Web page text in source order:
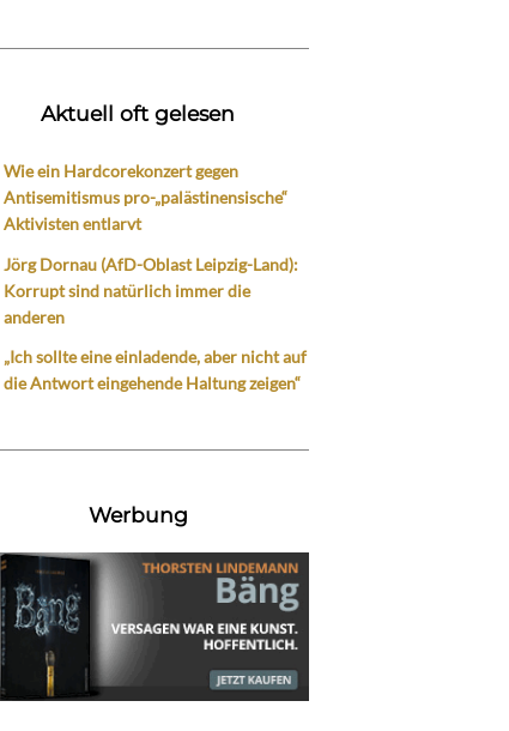
Aktuell oft gelesen
Wie ein Hardcorekonzert gegen
Antisemitismus pro-„palästinensische“
Aktivisten entlarvt
Jörg Dornau (AfD-Oblast Leipzig-Land):
Korrupt sind natürlich immer die
anderen
„Ich sollte eine einladende, aber nicht auf
die Antwort eingehende Haltung zeigen“
Werbung